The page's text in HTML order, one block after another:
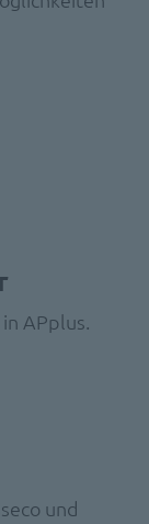
APplus.
und